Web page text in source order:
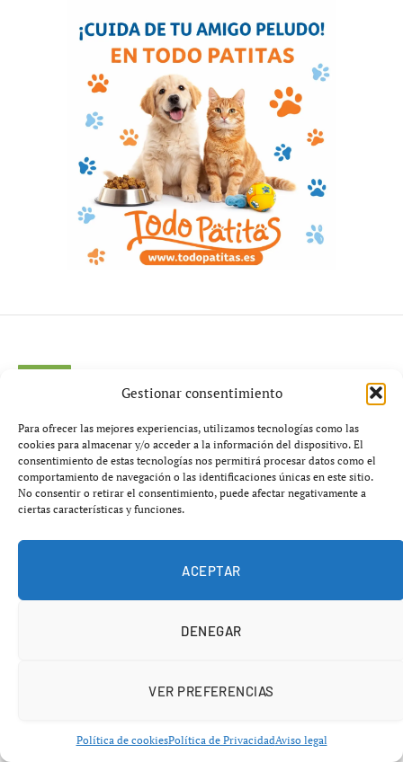
Gestionar consentimiento
Para ofrecer las mejores experiencias, utilizamos tecnologías como las
cookies para almacenar y/o acceder a la información del dispositivo. El
consentimiento de estas tecnologías nos permitirá procesar datos como el
comportamiento de navegación o las identificaciones únicas en este sitio.
No consentir o retirar el consentimiento, puede afectar negativamente a
ciertas características y funciones.
ACEPTAR
DENEGAR
VER PREFERENCIAS
Política de cookiesPolítica de PrivacidadAviso legal
El mito del diluvio de Gibraltar
se desmorona tras 50 años de
teoría
No hay comentarios